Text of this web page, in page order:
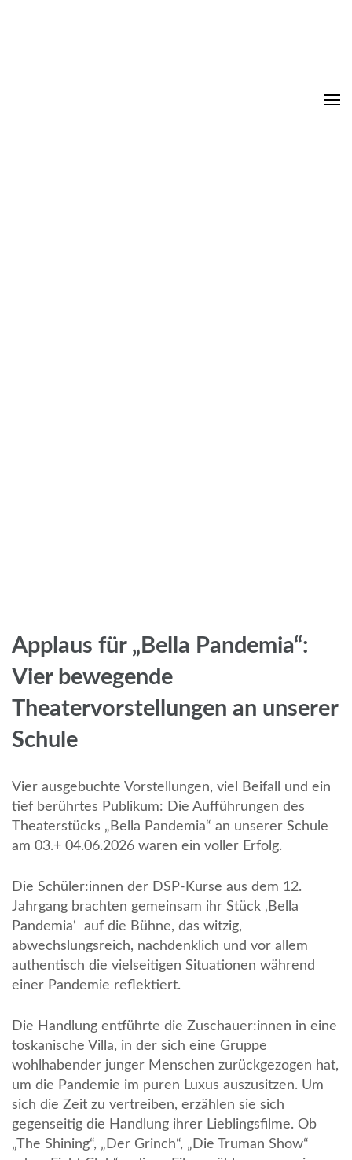
Applaus für „Bella Pandemia“:
Vier bewegende
Theatervorstellungen an unserer
Schule
Vier ausgebuchte Vorstellungen, viel Beifall und ein
tief berührtes Publikum: Die Aufführungen des
Theaterstücks „Bella Pandemia“ an unserer Schule
am 03.+ 04.06.2026 waren ein voller Erfolg.
Die Schüler:innen der DSP-Kurse aus dem 12.
Jahrgang brachten gemeinsam ihr Stück ‚Bella
Pandemia‘ auf die Bühne, das witzig,
abwechslungsreich, nachdenklich und vor allem
authentisch die vielseitigen Situationen während
einer Pandemie reflektiert.
Die Handlung entführte die Zuschauer:innen in eine
toskanische Villa, in der sich eine Gruppe
wohlhabender junger Menschen zurückgezogen hat,
um die Pandemie im puren Luxus auszusitzen. Um
sich die Zeit zu vertreiben, erzählen sie sich
gegenseitig die Handlung ihrer Lieblingsfilme. Ob
„The Shining“, „Der Grinch“, „Die Truman Show“